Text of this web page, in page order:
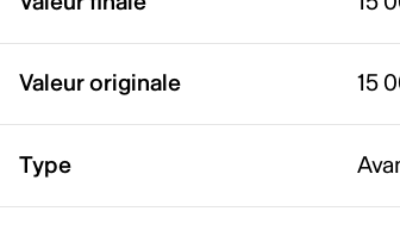
Valeur originale 15
Type